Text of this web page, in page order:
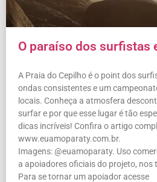
O paraíso dos surfistas
A Praia do Cepilho é o point dos
ondas consistentes e um
locais. Conheça a atmosfera
surfar e por que esse lugar é tão
dicas incríveis! Confira o artigo
www.euamoparaty.com.br.
Imagens: @euamoparaty. Uso
a apoiadores oficiais do projeto, nos
Para se tornar um apoiador acesse